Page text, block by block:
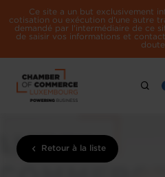
Ce site a un but exclusivement
cotisation ou exécution d'une autre
demandé par l'intermédiaire de ce
de saisir vos informations et
doute.
Retour à la liste